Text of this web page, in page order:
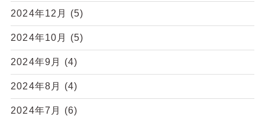
2024年12月 (5)
2024年10月 (5)
2024年9月 (4)
2024年8月 (4)
2024年7月 (6)